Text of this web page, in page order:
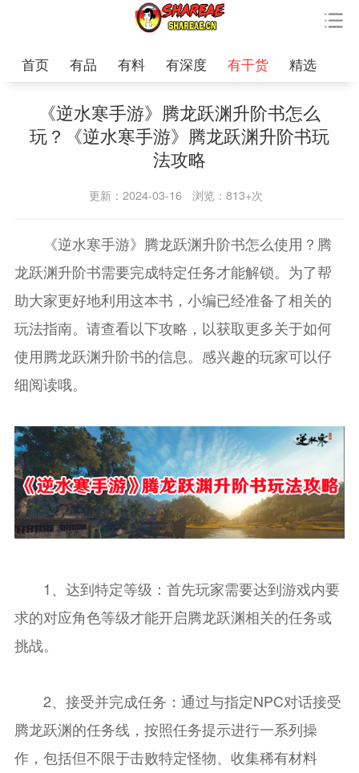
首页 有品 有料 有深度 有干货 精选
《逆水寒手游》腾龙跃渊升阶书怎么
玩？《逆水寒手游》腾龙跃渊升阶书玩
法攻略
更新：2024-03-16 浏览：813+次
《逆水寒手游》腾龙跃渊升阶书怎么使用？腾
龙跃渊升阶书需要完成特定任务才能解锁。为了帮
助大家更好地利用这本书，小编已经准备了相关的
玩法指南。请查看以下攻略，以获取更多关于如何
使用腾龙跃渊升阶书的信息。感兴趣的玩家可以仔
细阅读哦。
1、达到特定等级：首先玩家需要达到游戏内要
求的对应角色等级才能开启腾龙跃渊相关的任务或
挑战。
2、接受并完成任务：通过与指定NPC对话接受
腾龙跃渊的任务线，按照任务提示进行一系列操
作，包括但不限于击败特定怪物、收集稀有材料